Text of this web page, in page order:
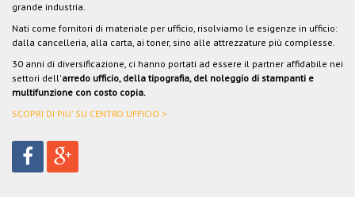
grande industria.
Nati come fornitori di materiale per ufficio, risolviamo le esigenze in ufficio:
dalla cancelleria, alla carta, ai toner, sino alle attrezzature più complesse.
30 anni di diversificazione, ci hanno portati ad essere il partner affidabile nei
settori dell'arredo ufficio, della tipografia, del noleggio di stampanti e
multifunzione con costo copia.
SCOPRI DI PIU' SU CENTRO UFFICIO >